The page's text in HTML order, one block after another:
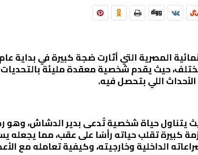
حيث يقدم شخصية معقدة مليئة بالتحديات
اللي بتحصل فيه.
يتناول حياة شخصية تُدعى بدير الدشاش، وهو
كبيرة تقلب حياته رأسًا على عقب، مما
الداخلية وخارجيته، وكيفية تعامله مع